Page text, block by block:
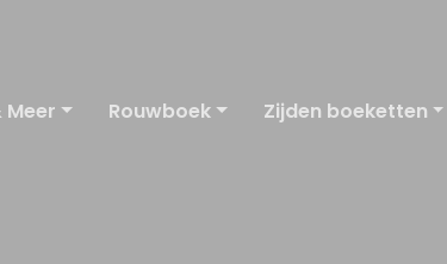
Meer Rouwboek Zijden boeketten